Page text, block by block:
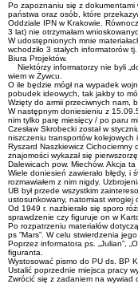
Po zapoznaniu się z dokumentami
państwa oraz osób, które
Oddziale IPN w Krakowie.
3 lat) nie otrzymałam
W udostępnionych mnie
wchodziło 3 stałych informatorów
Biura Projektów.
Niektórzy informatorzy nie byli
wiem w Żywcu.
O ile będzie mógł na wypadek
pobudek ideowych, tak jakby to
Wzięty do armii przeciwnych nam,
W następnym doniesieniu z
nim tylko parę miesięcy / po paru
Czesław Skrobecki został w
niszczeniu transportów kolejowych i
Ryszard Naszkiewicz Cichociemny
znajomości wykazał się
Dalewicach pow. Miechów. Akcja
Wiele doniesień zawierało błędy,
rozmawiałem z nim nigdy.
UB był przede wszystkim
ustosunkowany, natomiast wrogiej
Od 1949 r. nazbierało się sporo
sprawdzenie czy figuruje on w
Po rozpatrzeniu materiałów
ps ”Mars”. W celu stwierdzenia
Poprzez informatora ps. „Julian”,
figuranta.
Wystosować pismo do PU ds. BP
Ustalić poprzednie miejsca pracy
Zwrócić się z zadaniem na wywiad